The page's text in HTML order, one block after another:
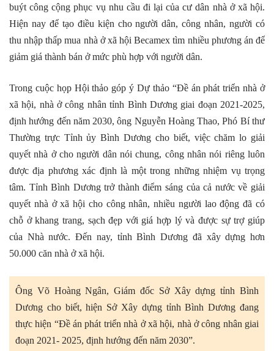
buýt công cộng phục vụ nhu cầu đi lại của cư dân nhà ở xã hội.
Hiện nay để tạo điều kiện cho người dân, công nhân, người có
thu nhập thấp mua nhà ở xã hội Becamex tìm nhiều phương án để
giảm giá thành bán ở mức phù hợp với người dân.
Trong cuộc họp Hội thảo góp ý Dự thảo “Đề án phát triển nhà ở
xã hội, nhà ở công nhân tỉnh Bình Dương giai đoạn 2021-2025,
định hướng đến năm 2030, ông Nguyễn Hoàng Thao, Phó Bí thư
Thường trực Tỉnh ủy Bình Dương cho biết, việc chăm lo giải
quyết nhà ở cho người dân nói chung, công nhân nói riêng luôn
được địa phương xác định là một trong những nhiệm vụ trọng
tâm. Tỉnh Bình Dương trở thành điểm sáng của cả nước về giải
quyết nhà ở xã hội cho công nhân, nhiều người lao động đã có
chỗ ở khang trang, sạch đẹp với giá hợp lý và được sự trợ giúp
của Nhà nước. Đến nay, tỉnh Bình Dương đã xây dựng hơn
50.000 căn nhà ở xã hội.
Ông Võ Hoàng Ngân, Giám đốc Sở Xây dựng tỉnh Bình
Dương cho biết, hiện Sở Xây dựng tỉnh Bình Dương đang
thực hiện “Đề án phát triển nhà ở xã hội, nhà ở công nhân giai
đoạn 2021- 2025, định hướng đến năm 2030”.